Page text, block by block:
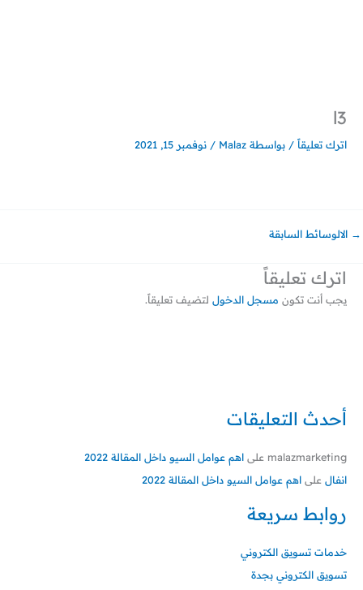
أحدث التعليقات
malazmarketing على اهم عوامل السيو داخل المقالة 2022
انفال على اهم عوامل السيو داخل المقالة 2022
روابط سريعة
خدمات تسويق الكتروني
تسويق الكتروني بجدة
l3
اترك تعليقاً / بواسطة Malaz
/ نوفمبر 15, 2021
→ الالوسائط السابقة
اترك تعليقاً
يجب أنت تكون مسجل الدخول لتضيف تعليقاً.